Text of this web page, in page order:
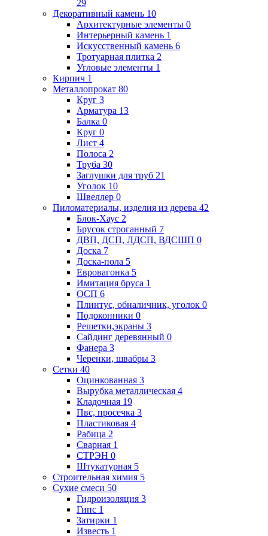
29
Декоративный камень 10
Архитектурные элементы 0
Интерьерный камень 1
Искусственный камень 6
Тротуарная плитка 2
Угловые элементы 1
Кирпич 1
Металлопрокат 80
Круг 3
Арматура 13
Балка 0
Круг 0
Лист 4
Полоса 2
Труба 30
Заглушки для труб 21
Уголок 10
Швеллер 0
Пиломатериалы, изделия из дерева 42
Блок-Хаус 2
Брусок строганный 7
ДВП, ДСП, ЛДСП, ВДСШП 0
Доска 7
Доска-пола 5
Евровагонка 5
Имитация бруса 1
ОСП 6
Плинтус, обналичник, уголок 0
Подоконники 0
Решетки,экраны 3
Сайдинг деревянный 0
Фанера 3
Черенки, швабры 3
Сетки 40
Оцинкованная 3
Вырубка металлическая 4
Кладочная 19
Пвс, просечка 3
Пластиковая 4
Рабица 2
Сварная 1
СТРЭН 0
Штукатурная 5
Строительная химия 5
Сухие смеси 50
Гидроизоляция 3
Гипс 1
Затирки 1
Известь 1